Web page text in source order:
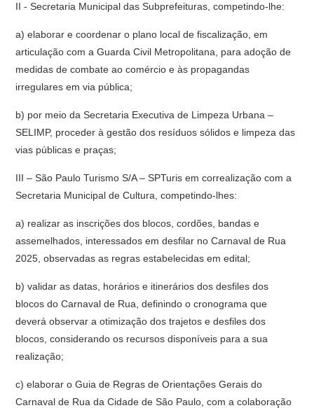
II - Secretaria Municipal das Subprefeituras, competindo-lhe:
a) elaborar e coordenar o plano local de fiscalização, em
articulação com a Guarda Civil Metropolitana, para adoção de
medidas de combate ao comércio e às propagandas
irregulares em via pública;
b) por meio da Secretaria Executiva de Limpeza Urbana –
SELIMP, proceder à gestão dos resíduos sólidos e limpeza das
vias públicas e praças;
III – São Paulo Turismo S/A – SPTuris em correalização com a
Secretaria Municipal de Cultura, competindo-lhes:
a) realizar as inscrições dos blocos, cordões, bandas e
assemelhados, interessados em desfilar no Carnaval de Rua
2025, observadas as regras estabelecidas em edital;
b) validar as datas, horários e itinerários dos desfiles dos
blocos do Carnaval de Rua, definindo o cronograma que
deverá observar a otimização dos trajetos e desfiles dos
blocos, considerando os recursos disponíveis para a sua
realização;
c) elaborar o Guia de Regras de Orientações Gerais do
Carnaval de Rua da Cidade de São Paulo, com a colaboração